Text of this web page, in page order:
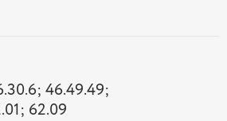
46.49.49;
62.09